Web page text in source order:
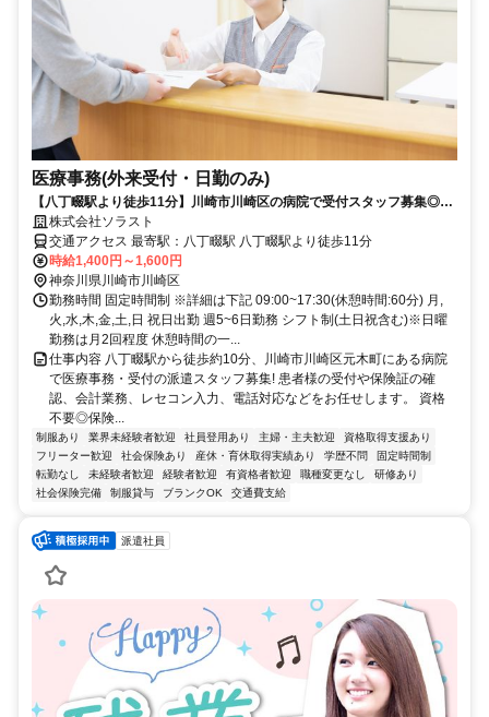
医療事務(外来受付・日勤のみ)
【八丁畷駅より徒歩11分】川崎市川崎区の病院で受付スタッフ募集◎9
時スタートの医療事務派遣
株式会社ソラスト
交通アクセス 最寄駅：八丁畷駅 八丁畷駅より徒歩11分
時給1,400円～1,600円
神奈川県川崎市川崎区
勤務時間 固定時間制 ※詳細は下記 09:00~17:30(休憩時間:60分) 月,
火,水,木,金,土,日 祝日出勤 週5~6日勤務 シフト制(土日祝含む)※日曜
勤務は月2回程度 休憩時間の一...
仕事内容 八丁畷駅から徒歩約10分、川崎市川崎区元木町にある病院
で医療事務・受付の派遣スタッフ募集! 患者様の受付や保険証の確
認、会計業務、レセコン入力、電話対応などをお任せします。 資格
不要◎保険...
制服あり 業界未経験者歓迎 社員登用あり 主婦・主夫歓迎
資格取得支援あり
フリーター歓迎
社会保険あり 産休・育休取得実績あり 学歴不問
固定時間制
転勤なし
未経験者歓迎 経験者歓迎 有資格者歓迎 職種変更なし
研修あり
社会保険完備
制服貸与 ブランクOK 交通費支給
派遣社員